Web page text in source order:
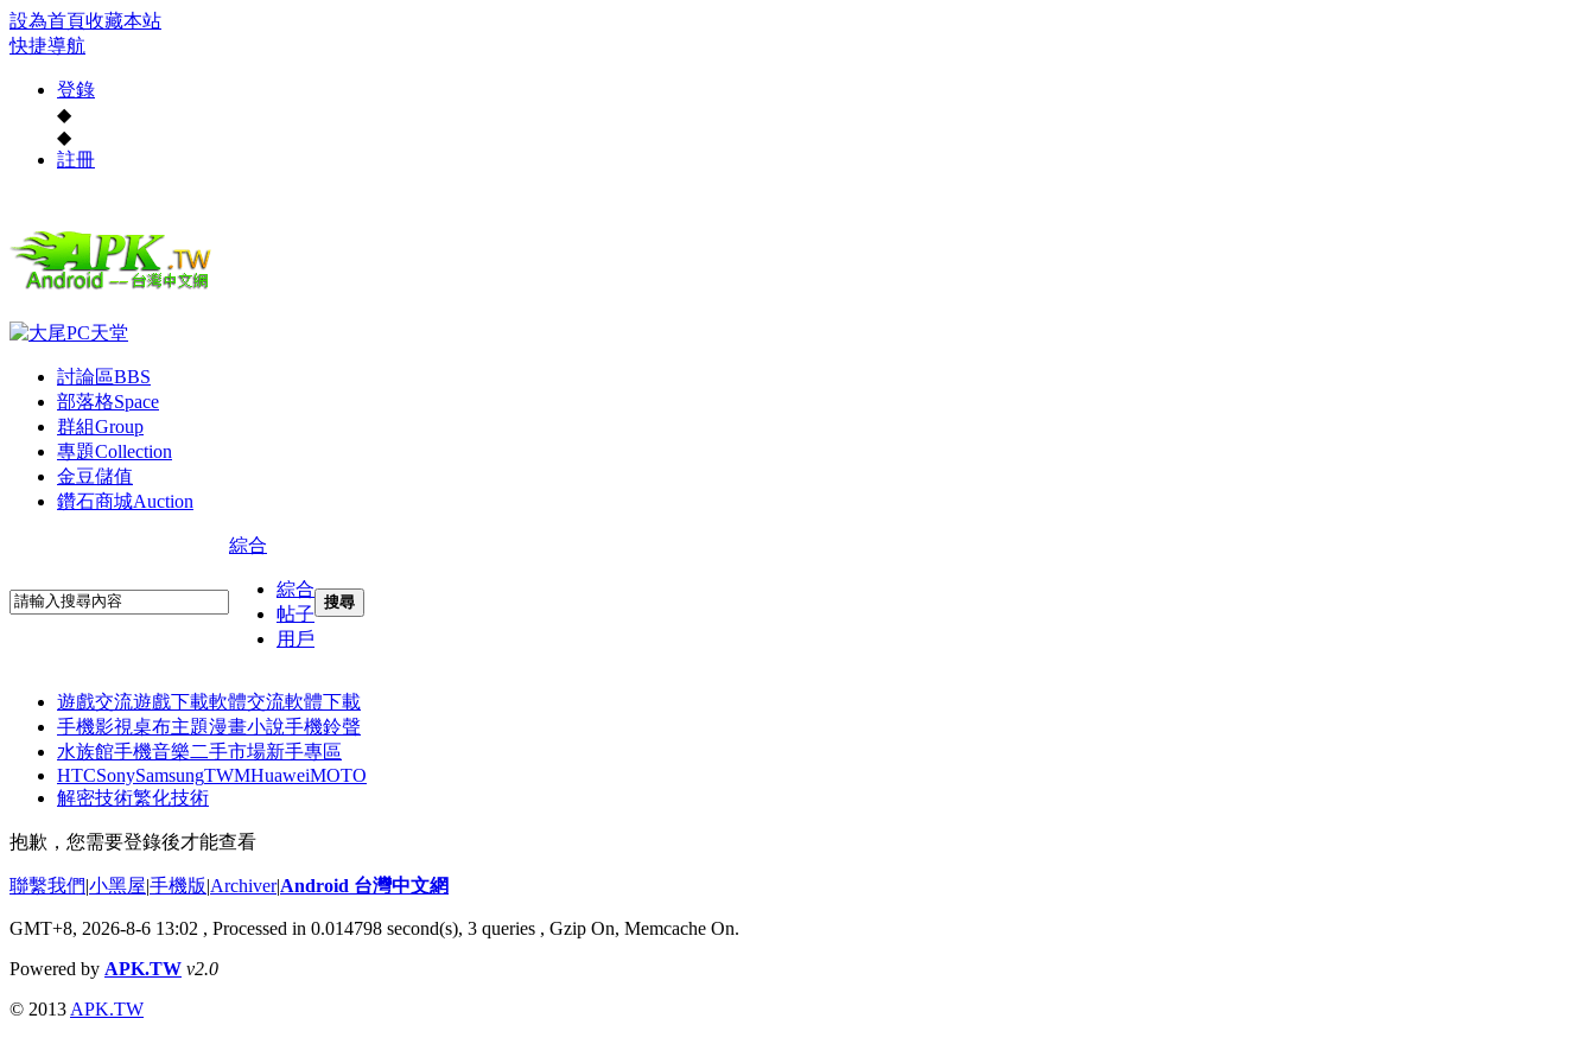
設為首頁收藏本站
快捷導航
登錄
◆
◆
註冊
討論區BBS
部落格Space
群組Group
專題Collection
金豆儲值
鑽石商城Auction
綜合
綜合
帖子
用戶
搜尋
遊戲交流遊戲下載軟體交流軟體下載
手機影視桌布主題漫畫小說手機鈴聲
水族館手機音樂二手市場新手專區
HTCSonySamsungTWMHuaweiMOTO
解密技術繁化技術
抱歉，您需要登錄後才能查看
聯繫我們|小黑屋|手機版|Archiver|Android 台灣中文網
GMT+8, 2026-8-6 13:02 , Processed in 0.014798 second(s), 3 queries , Gzip On, Memcache On.
Powered by APK.TW v2.0
© 2013 APK.TW